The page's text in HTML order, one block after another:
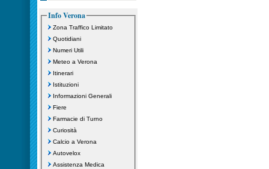
Info Verona
Zona Traffico Limitato
Quotidiani
Numeri Utili
Meteo a Verona
Itinerari
Istituzioni
Informazioni Generali
Fiere
Farmacie di Turno
Curiosità
Calcio a Verona
Autovelox
Assistenza Medica